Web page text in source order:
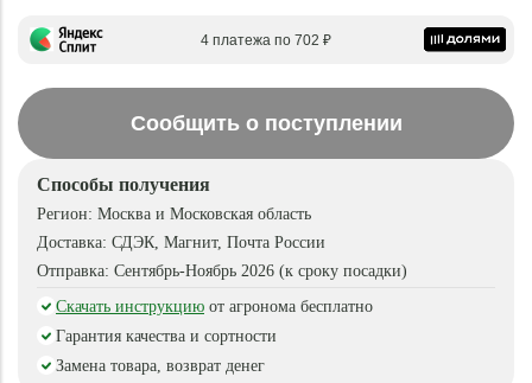
4 платежа по 702 ₽
Сообщить о поступлении
Способы получения
Регион: Москва и Московская область
Доставка: СДЭК, Магнит, Почта России
Отправка: Сентябрь-Ноябрь 2026 (к сроку посадки)
Скачать инструкцию от агронома бесплатно
Гарантия качества и сортности
Замена товара, возврат денег